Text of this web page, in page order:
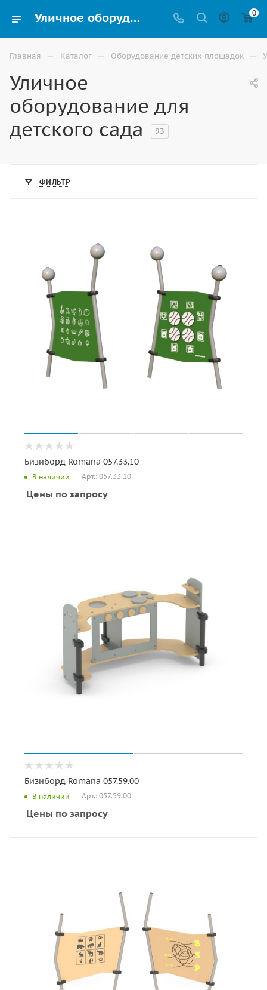
Уличное оборудование для детского сада купить в Астрахани 0
Главная — Каталог — Оборудование детских площадок —
Уличное
оборудование для
детского сада
93
ФИЛЬТР
Бизиборд Romana 057.33.10
В наличии Арт.: 057.33.10
Цены по запросу
Бизиборд Romana 057.59.00
В наличии Арт.: 057.59.00
Цены по запросу